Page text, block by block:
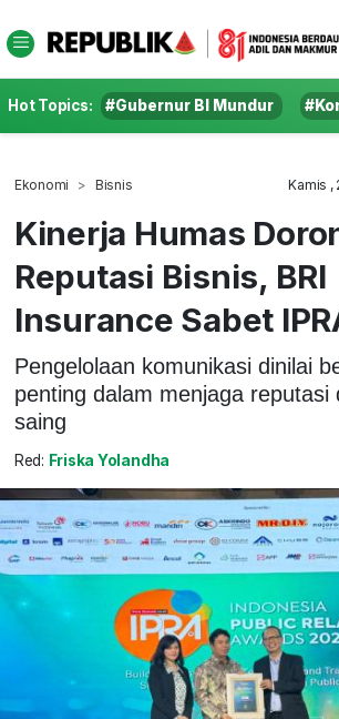
Hot Topics: #Gubernur BI Mundur
Ekonomi Bisnis Kamis ,
Kinerja Humas
Reputasi Bisnis, BRI
Insurance Sabet
Pengelolaan komunikasi dinilai
penting dalam menjaga reputasi
saing
Red: Friska Yolandha